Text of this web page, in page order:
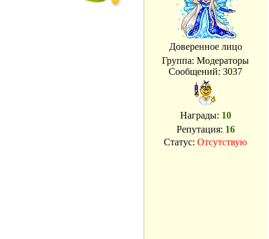
Доверенное лицо
Группа: Модераторы
Сообщений: 3037
Награды: 10
Репутация: 16
Статус: Отсутствую